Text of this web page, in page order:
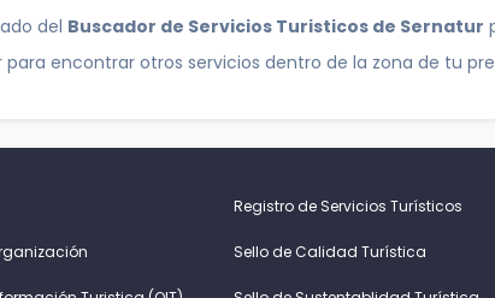
del Buscador de Servicios Turisticos de Sernatur
encontrar otros servicios dentro de la zona de tu
Registro de Servicios Turísticos
Sello de Calidad Turística